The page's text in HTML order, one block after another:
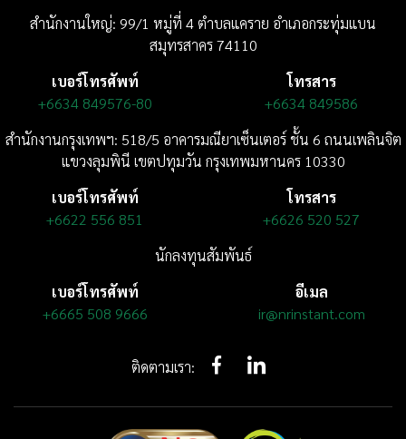
สำนักงานใหญ่: 99/1 หมู่ที่ 4 ตำบลแคราย อำเภอกระทุ่มแบน
สมุทรสาคร 74110
เบอร์โทรศัพท์
+6634 849576-80
โทรสาร
+6634 849586
สำนักงานกรุงเทพฯ: 518/5 อาคารมณียาเซ็นเตอร์ ชั้น 6 ถนนเพลินจิต
แขวงลุมพินี เขตปทุมวัน กรุงเทพมหานคร 10330
เบอร์โทรศัพท์
+6622 556 851
โทรสาร
+6626 520 527
นักลงทุนสัมพันธ์
เบอร์โทรศัพท์
+6665 508 9666
อีเมล
ir@nrinstant.com
ติดตามเรา: